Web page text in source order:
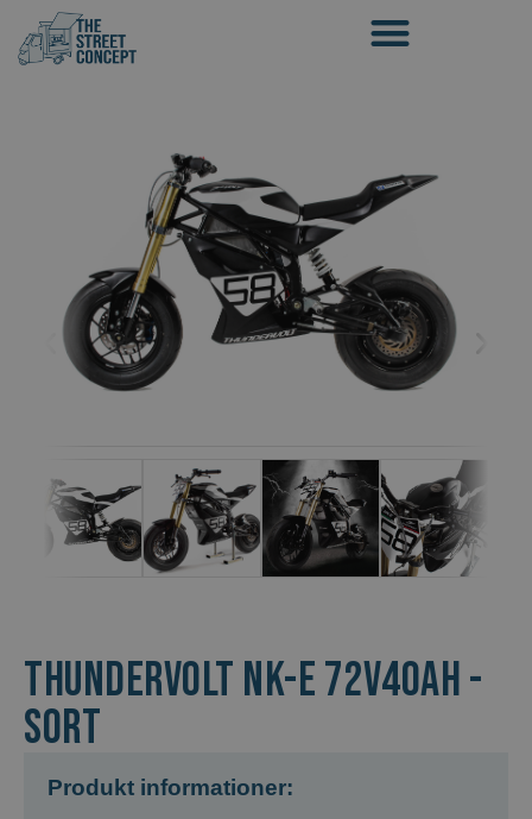
Thundervolt NK-E 72V40Ah -
Sort
Produkt informationer: